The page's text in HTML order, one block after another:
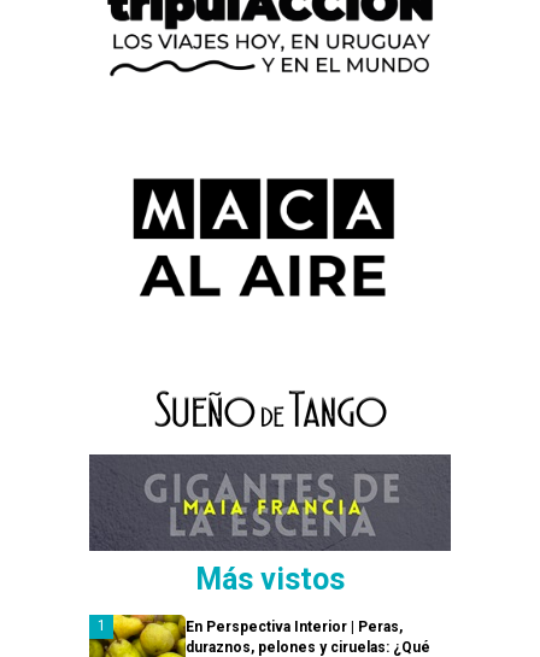
Más vistos
En Perspectiva Interior | Peras,
duraznos, pelones y ciruelas: ¿Qué